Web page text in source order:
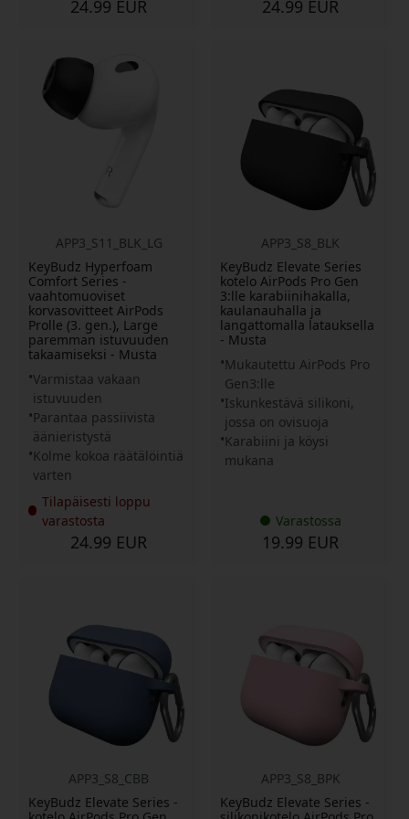
24.99 EUR 24.99 EUR
APP3_S11_BLK_LG
KeyBudz Hyperfoam
Comfort Series -
vaahtomuoviset
korvasovitteet AirPods
Prolle (3. gen.), Large
paremman istuvuuden
takaamiseksi - Musta
Varmistaa vakaan
istuvuuden
Parantaa passiivista
äänieristystä
Kolme kokoa räätälöintiä
varten
Tilapäisesti loppu
varastosta
24.99 EUR
APP3_S8_BLK
KeyBudz Elevate Series
kotelo AirPods Pro Gen
3:lle karabiinihakalla,
kaulanauhalla ja
langattomalla latauksella
- Musta
Mukautettu AirPods Pro
Gen3:lle
Iskunkestävä silikoni,
jossa on ovisuoja
Karabiini ja köysi
mukana
Varastossa
19.99 EUR
APP3_S8_CBB
KeyBudz Elevate Series -
APP3_S8_BPK
KeyBudz Elevate Series -